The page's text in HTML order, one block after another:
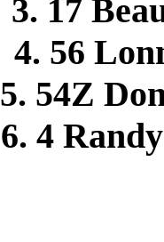
3. 17
4. 56
5. 54Z
6. 4